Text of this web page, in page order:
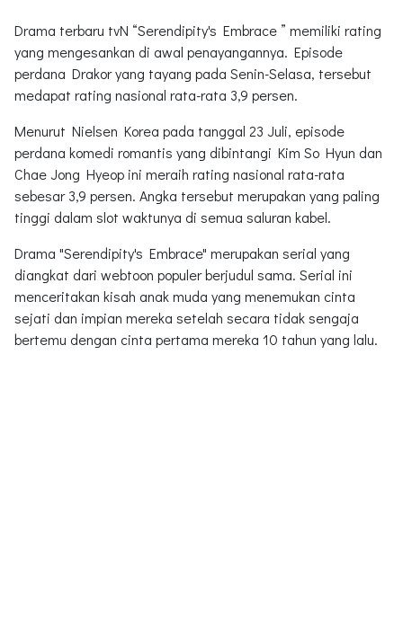
Drama terbaru tvN “Serendipity's Embrace ” memiliki rating
yang mengesankan di awal penayangannya. Episode
perdana Drakor yang tayang pada Senin-Selasa, tersebut
medapat rating nasional rata-rata 3,9 persen.
Menurut Nielsen Korea pada tanggal 23 Juli, episode
perdana komedi romantis yang dibintangi Kim So Hyun dan
Chae Jong Hyeop ini meraih rating nasional rata-rata
sebesar 3,9 persen. Angka tersebut merupakan yang paling
tinggi dalam slot waktunya di semua saluran kabel.
Drama "Serendipity's Embrace" merupakan serial yang
diangkat dari webtoon populer berjudul sama. Serial ini
menceritakan kisah anak muda yang menemukan cinta
sejati dan impian mereka setelah secara tidak sengaja
bertemu dengan cinta pertama mereka 10 tahun yang lalu.